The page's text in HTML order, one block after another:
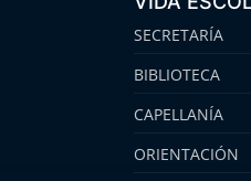
SECRETARÍA
BIBLIOTECA
CAPELLANÍA
ORIENTACIÓN